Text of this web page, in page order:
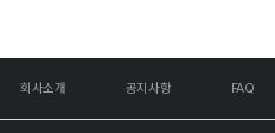
회사소개 공지사항 FAQ